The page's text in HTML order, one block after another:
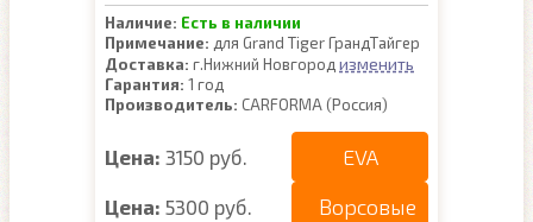
Наличие: Есть в наличии
Примечание: для Grand Tiger ГрандТайгер
Доставка: г.Нижний Новгород изменить
Гарантия: 1 год
Производитель: CARFORMA (Россия)
Цена: 3150 руб. EVA
Цена: 5300 руб. Ворсовые